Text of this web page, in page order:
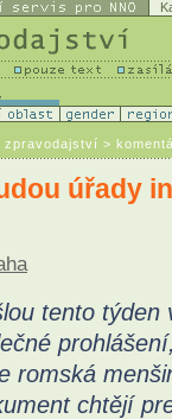
zpravodajství >
úřady
tento
romská
chtějí